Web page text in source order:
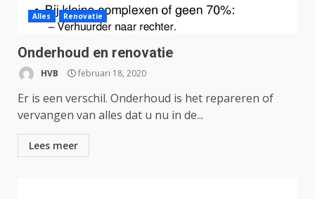
Alles Renovatie
Onderhoud en renovatie
HVB februari 18, 2020
Er is een verschil. Onderhoud is het repareren of
vervangen van alles dat u nu in de...
Lees meer